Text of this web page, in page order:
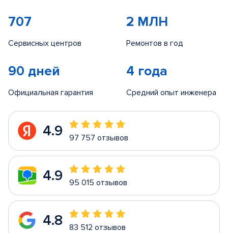
707
Сервисных центров
2 МЛН
Ремонтов в год
90 дней
Официальная гарантия
4 года
Средний опыт инженера
4.9 97 757 отзывов
4.9 95 015 отзывов
4.8 83 512 отзывов